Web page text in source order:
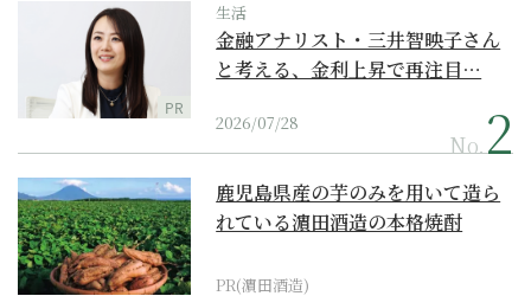
PR
生活
金融アナリスト・三井智映子さん
と考える、金利上昇で再注目…
2026/07/28
No.
鹿児島県産の芋のみを用いて造ら
れている濵田酒造の本格焼酎
PR(濵田酒造)